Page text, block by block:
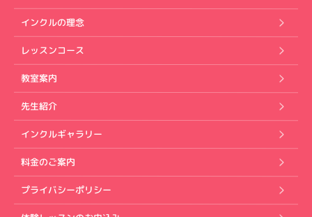
インクルの理念
レッスンコース
教室案内
先生紹介
インクルギャラリー
料金のご案内
プライバシーポリシー